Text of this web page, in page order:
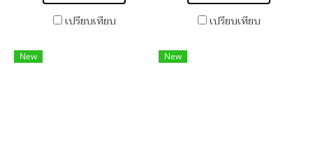
เปรียบเทียบ
เปรียบเทียบ
New New